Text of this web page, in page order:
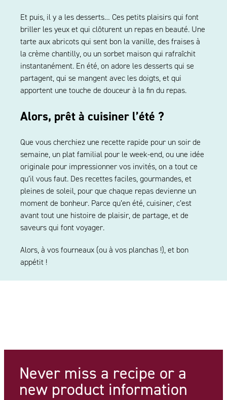
Et puis, il y a les desserts… Ces petits plaisirs qui font
briller les yeux et qui clôturent un repas en beauté. Une
tarte aux abricots qui sent bon la vanille, des fraises à
la crème chantilly, ou un sorbet maison qui rafraîchit
instantanément. En été, on adore les desserts qui se
partagent, qui se mangent avec les doigts, et qui
apportent une touche de douceur à la fin du repas.
Alors, prêt à cuisiner l’été ?
Que vous cherchiez une recette rapide pour un soir de
semaine, un plat familial pour le week-end, ou une idée
originale pour impressionner vos invités, on a tout ce
qu’il vous faut. Des recettes faciles, gourmandes, et
pleines de soleil, pour que chaque repas devienne un
moment de bonheur. Parce qu’en été, cuisiner, c’est
avant tout une histoire de plaisir, de partage, et de
saveurs qui font voyager.
Alors, à vos fourneaux (ou à vos planchas !), et bon
appétit !
Never miss a recipe or a
new product information